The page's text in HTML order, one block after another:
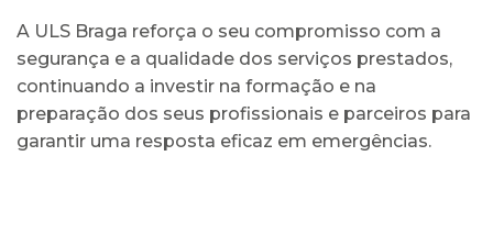
A ULS Braga reforça o seu compromisso com a
segurança e a qualidade dos serviços prestados,
continuando a investir na formação e na
preparação dos seus profissionais e parceiros para
garantir uma resposta eficaz em emergências.